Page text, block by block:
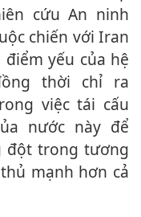
cứu An ninh
chiến với Iran
yếu của hệ
thời chỉ ra
việc tái cấu
nước này để
đột trong tương
mạnh hơn cả